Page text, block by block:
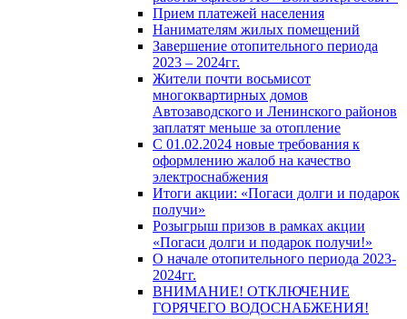
Прием платежей населения
Нанимателям жилых помещений
Завершение отопительного периода
2023 – 2024гг.
Жители почти восьмисот
многоквартирных домов
Автозаводского и Ленинского районов
заплатят меньше за отопление
С 01.02.2024 новые требования к
оформлению жалоб на качество
электроснабжения
Итоги акции: «Погаси долги и подарок
получи»
Розыгрыш призов в рамках акции
«Погаси долги и подарок получи!»
О начале отопительного периода 2023-
2024гг.
ВНИМАНИЕ! ОТКЛЮЧЕНИЕ
ГОРЯЧЕГО ВОДОСНАБЖЕНИЯ!